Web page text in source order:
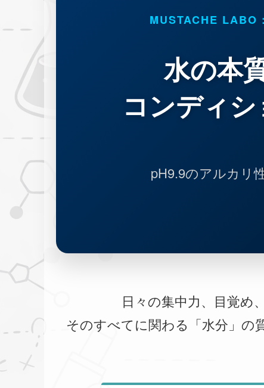
MUSTACHE LABO
水の本
コンディシ
pH9.9のアルカリ
日々の集中力、目覚め
そのすべてに関わる「水分」の